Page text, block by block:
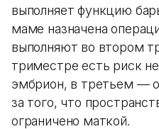
выполняет функцию
маме назначена
выполняют во втором
триместре есть риск
эмбрион, в третьем —
за того, что
ограничено маткой.